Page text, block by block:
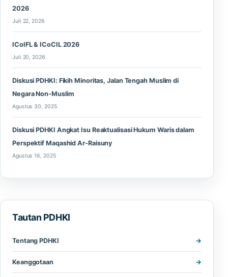
2026
Juli 22, 2026
ICoIFL & ICoCIL 2026
Juli 20, 2026
Diskusi PDHKI: Fikih Minoritas, Jalan Tengah Muslim di
Negara Non-Muslim
Agustus 30, 2025
Diskusi PDHKI Angkat Isu Reaktualisasi Hukum Waris dalam
Perspektif Maqashid Ar-Raisuny
Agustus 16, 2025
Tautan PDHKI
Tentang PDHKI
Keanggotaan